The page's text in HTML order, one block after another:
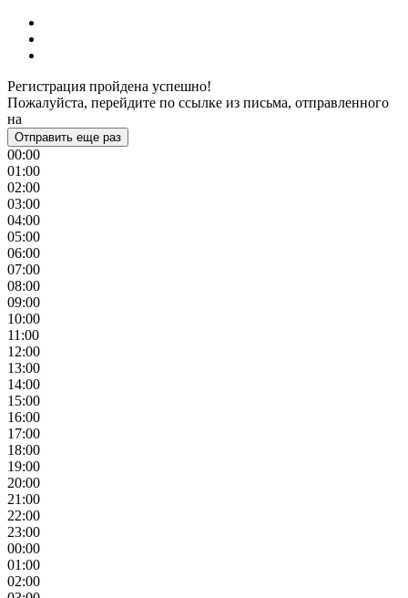
Регистрация пройдена успешно!
Пожалуйста, перейдите по ссылке из письма, отправленного
на
Отправить еще раз
00:00
01:00
02:00
03:00
04:00
05:00
06:00
07:00
08:00
09:00
10:00
11:00
12:00
13:00
14:00
15:00
16:00
17:00
18:00
19:00
20:00
21:00
22:00
23:00
00:00
01:00
02:00